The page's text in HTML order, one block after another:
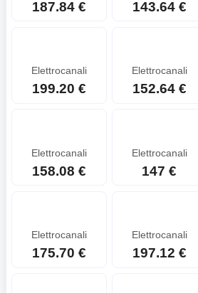
187.84 € 143.64 €
Elettrocanali
199.20 €
Elettrocanali
152.64 €
Elettrocanali
158.08 €
Elettrocanali
147 €
Elettrocanali
175.70 €
Elettrocanali
197.12 €